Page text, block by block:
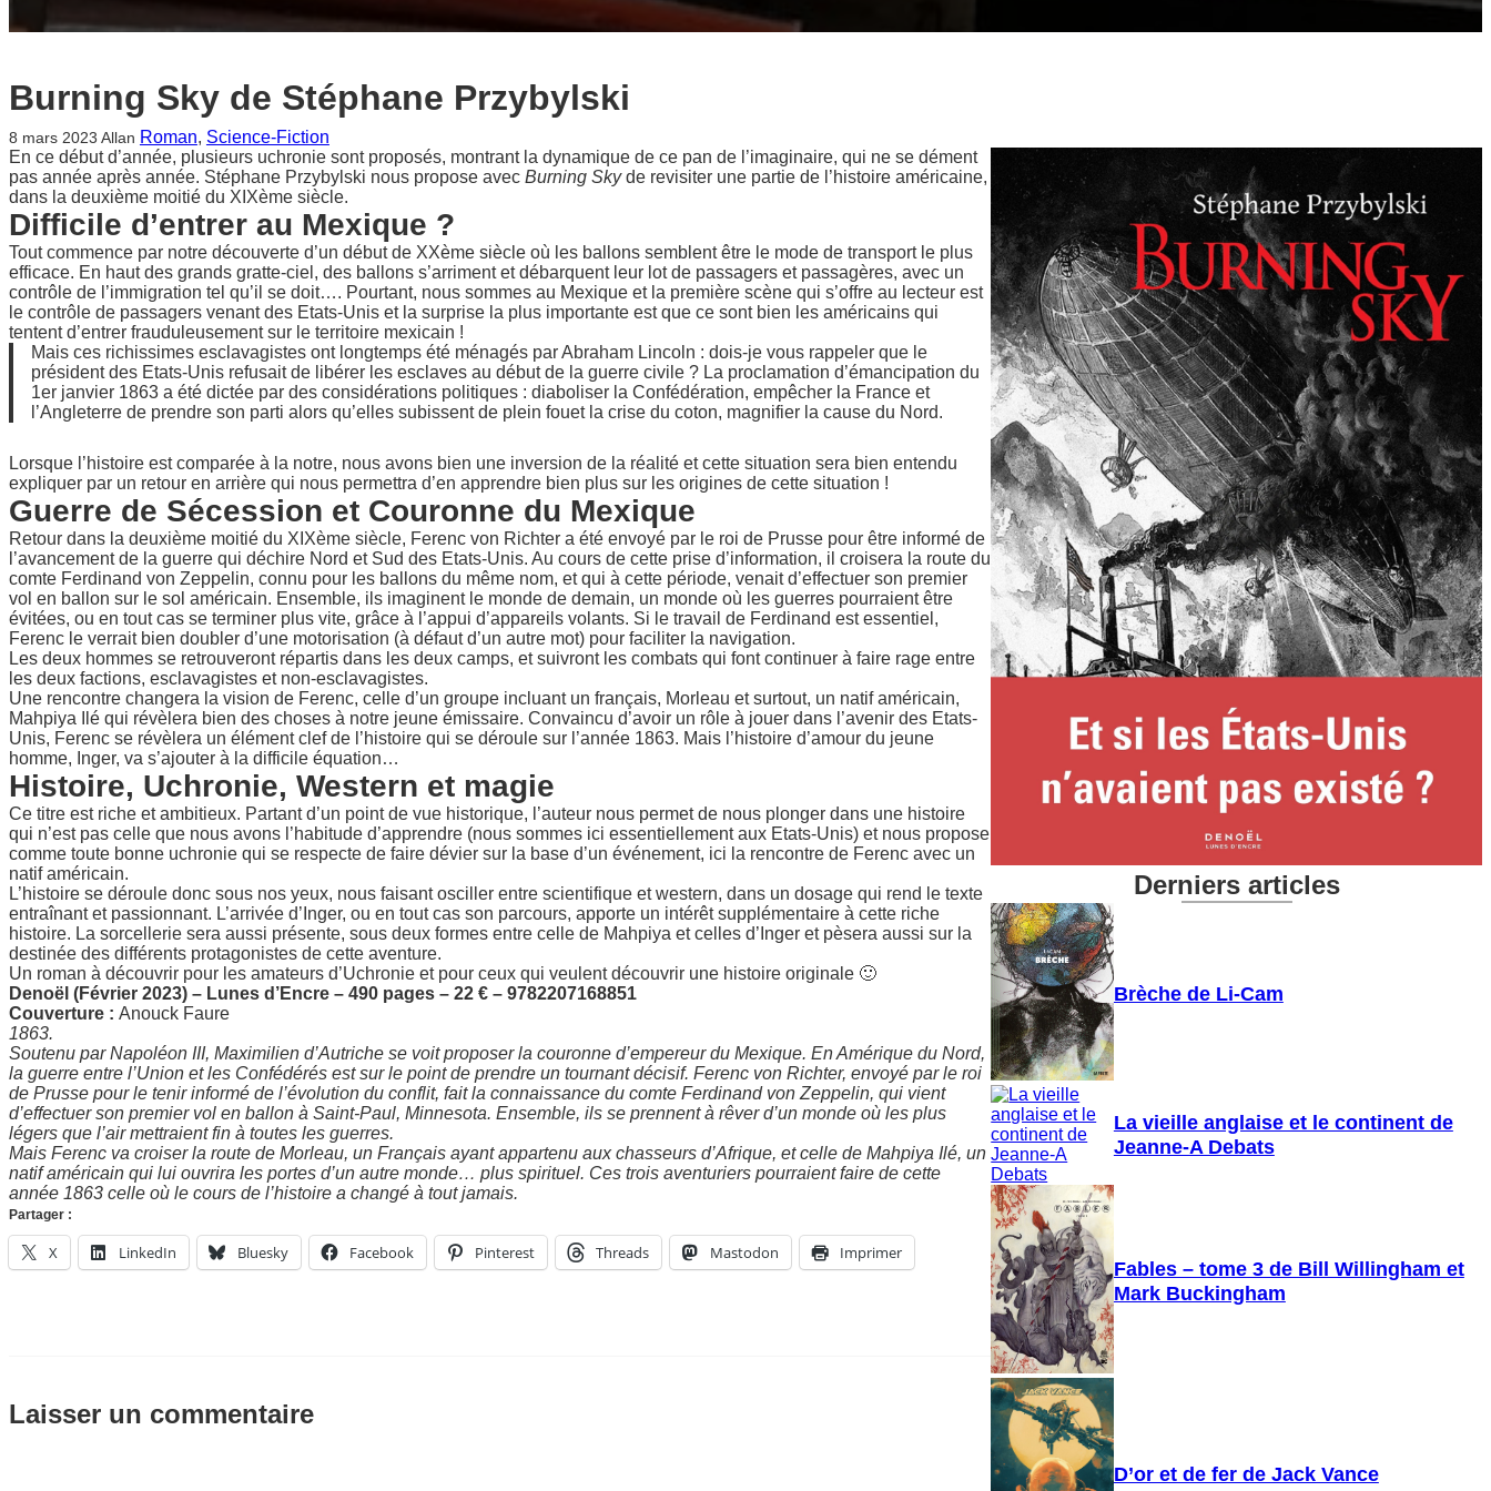
Burning Sky de Stéphane Przybylski
8 mars 2023 Allan Roman, Science-Fiction
En ce début d’année, plusieurs uchronie sont proposés, montrant la dynamique de ce pan de l’imaginaire, qui ne se dément
pas année après année. Stéphane Przybylski nous propose avec Burning Skyde revisiter une partie de l’histoire américaine,
dans la deuxième moitié du XIXème siècle.
Difficile d’entrer au Mexique ?
Tout commence par notre découverte d’un début de XXème siècle où les ballons semblent être le mode de transport le plus
efficace. En haut des grands gratte-ciel, des ballons s’arriment et débarquent leur lot de passagers et passagères, avec un
contrôle de l’immigration tel qu’il se doit…. Pourtant, nous sommes au Mexique et la première scène qui s’offre au lecteur est
le contrôle de passagers venant des Etats-Unis et la surprise la plus importante est que ce sont bien les américains qui
tentent d’entrer frauduleusement sur le territoire mexicain !
Mais ces richissimes esclavagistes ont longtemps été ménagés par Abraham Lincoln : dois-je vous rappeler que le
président des Etats-Unis refusait de libérer les esclaves au début de la guerre civile ? La proclamation d’émancipation du
1er janvier 1863 a été dictée par des considérations politiques : diaboliser la Confédération, empêcher la France et
l’Angleterre de prendre son parti alors qu’elles subissent de plein fouet la crise du coton, magnifier la cause du Nord.
Lorsque l’histoire est comparée à la notre, nous avons bien une inversion de la réalité et cette situation sera bien entendu
expliquer par un retour en arrière qui nous permettra d’en apprendre bien plus sur les origines de cette situation !
Guerre de Sécession et Couronne du Mexique
Retour dans la deuxième moitié du XIXème siècle, Ferenc von Richter a été envoyé par le roi de Prusse pour être informé de
l’avancement de la guerre qui déchire Nord et Sud des Etats-Unis. Au cours de cette prise d’information, il croisera la route du
comte Ferdinand von Zeppelin, connu pour les ballons du même nom, et qui à cette période, venait d’effectuer son premier
vol en ballon sur le sol américain. Ensemble, ils imaginent le monde de demain, un monde où les guerres pourraient être
évitées, ou en tout cas se terminer plus vite, grâce à l’appui d’appareils volants. Si le travail de Ferdinand est essentiel,
Ferenc le verrait bien doubler d’une motorisation (à défaut d’un autre mot) pour faciliter la navigation.
Les deux hommes se retrouveront répartis dans les deux camps, et suivront les combats qui font continuer à faire rage entre
les deux factions, esclavagistes et non-esclavagistes.
Une rencontre changera la vision de Ferenc, celle d’un groupe incluant un français, Morleau et surtout, un natif américain,
Mahpiya Ilé qui révèlera bien des choses à notre jeune émissaire. Convaincu d’avoir un rôle à jouer dans l’avenir des Etats-
Unis, Ferenc se révèlera un élément clef de l’histoire qui se déroule sur l’année 1863. Mais l’histoire d’amour du jeune
homme, Inger, va s’ajouter à la difficile équation…
Histoire, Uchronie, Western et magie
Ce titre est riche et ambitieux. Partant d’un point de vue historique, l’auteur nous permet de nous plonger dans une histoire
qui n’est pas celle que nous avons l’habitude d’apprendre (nous sommes ici essentiellement aux Etats-Unis) et nous propose
comme toute bonne uchronie qui se respecte de faire dévier sur la base d’un événement, ici la rencontre de Ferenc avec un
natif américain.
L’histoire se déroule donc sous nos yeux, nous faisant osciller entre scientifique et western, dans un dosage qui rend le texte
entraînant et passionnant. L’arrivée d’Inger, ou en tout cas son parcours, apporte un intérêt supplémentaire à cette riche
histoire. La sorcellerie sera aussi présente, sous deux formes entre celle de Mahpiya et celles d’Inger et pèsera aussi sur la
destinée des différents protagonistes de cette aventure.
Un roman à découvrir pour les amateurs d’Uchronie et pour ceux qui veulent découvrir une histoire originale 🙂
Denoël (Février 2023) – Lunes d’Encre – 490 pages – 22 € – 9782207168851
Couverture : Anouck Faure
1863.
Soutenu par Napoléon III, Maximilien d’Autriche se voit proposer la couronne d’empereur du Mexique. En Amérique du Nord,
la guerre entre l’Union et les Confédérés est sur le point de prendre un tournant décisif. Ferenc von Richter, envoyé par le roi
de Prusse pour le tenir informé de l’évolution du conflit, fait la connaissance du comte Ferdinand von Zeppelin, qui vient
d’effectuer son premier vol en ballon à Saint-Paul, Minnesota. Ensemble, ils se prennent à rêver d’un monde où les plus
légers que l’air mettraient fin à toutes les guerres.
Mais Ferenc va croiser la route de Morleau, un Français ayant appartenu aux chasseurs d’Afrique, et celle de Mahpiya Ilé, un
natif américain qui lui ouvrira les portes d’un autre monde… plus spirituel. Ces trois aventuriers pourraient faire de cette
année 1863 celle où le cours de l’histoire a changé à tout jamais.
Partager :
X LinkedIn Bluesky Facebook Pinterest Threads Mastodon Imprimer
Laisser un commentaire
Derniers articles
Brèche de Li-Cam
La vieille anglaise et le continent de
Jeanne-A Debats
Fables – tome 3 de Bill Willingham et
Mark Buckingham
D’or et de fer de Jack Vance